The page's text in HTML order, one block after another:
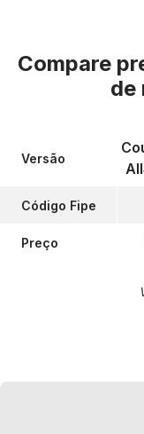
Compare
de
Versão
Código Fipe
Preço